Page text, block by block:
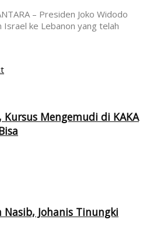
– Presiden Joko Widodo
ke Lebanon yang telah
Mengemudi di KAKA
Johanis Tinungki